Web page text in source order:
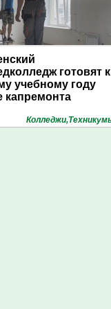
готовят к
учебному году
капремонта